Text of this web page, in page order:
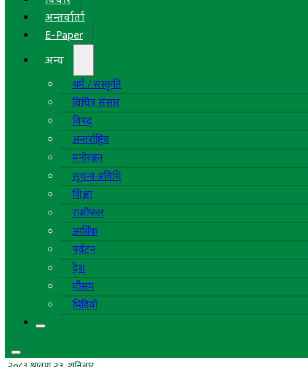
अन्तर्वार्ता
E-Paper
अन्य
धर्म / संस्कृति
विचित्र संसार
विपद्
अन्तर्राष्ट्रिय
मनोरञ्जन
सूचना-प्रविधि
शिक्षा
राशीफल
आर्थिक
पर्यटन
देश
मौसम
भिडियो